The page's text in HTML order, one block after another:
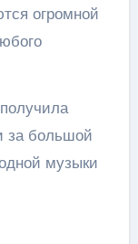
огромной
за большой
музыки